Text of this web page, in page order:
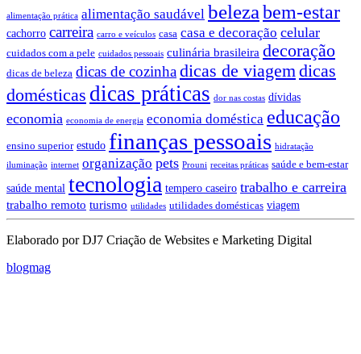
alimentação prática alimentação saudável belezabem-estar
cachorro carreira carro e veículos casa casa e decoração celular
cuidados com a pele cuidados pessoais culinária brasileira decoração
dicas de beleza dicas de cozinhadicas de viagemdicas
domésticas dicas práticas dor nas costas dívidas
economia economia de energia economia doméstica educação
ensino superior estudo finanças pessoais hidratação
iluminação internet organização pets Prouni receitas práticas saúde e bem-estar
saúde mental tecnologia tempero caseiro trabalho e carreira
trabalho remoto turismo utilidades utilidades domésticas viagem
Elaborado por DJ7 Criação de Websites e Marketing Digital
blogmag